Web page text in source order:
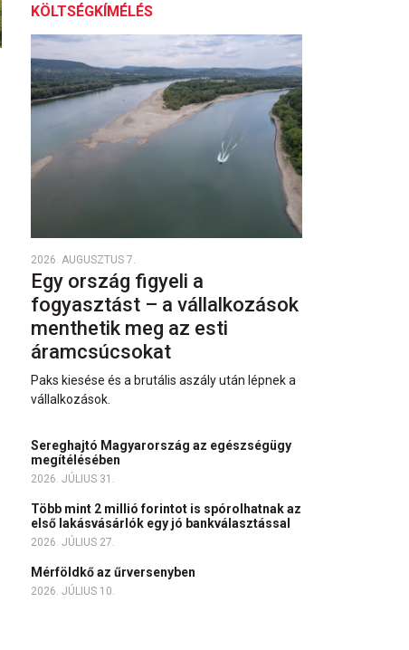
KÖLTSÉGKÍMÉLÉS
2026. AUGUSZTUS 7.
Egy ország figyeli a
fogyasztást – a vállalkozások
menthetik meg az esti
áramcsúcsokat
Paks kiesése és a brutális aszály után lépnek a
vállalkozások.
Sereghajtó Magyarország az egészségügy
megítélésében
2026. JÚLIUS 31.
Több mint 2 millió forintot is spórolhatnak az
első lakásvásárlók egy jó bankválasztással
2026. JÚLIUS 27.
Mérföldkő az űrversenyben
2026. JÚLIUS 10.